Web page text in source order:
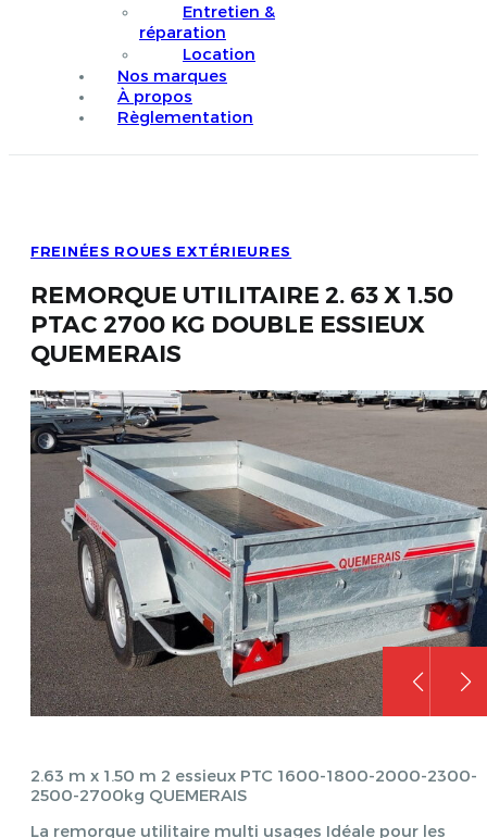
Entretien &
réparation
Location
Nos marques
À propos
Règlementation
FREINÉES ROUES EXTÉRIEURES
REMORQUE UTILITAIRE 2. 63 X 1.50
PTAC 2700 KG DOUBLE ESSIEUX
QUEMERAIS
2.63 m x 1.50 m 2 essieux PTC 1600-1800-2000-2300-
2500-2700kg QUEMERAIS
La remorque utilitaire multi usages Idéale pour les